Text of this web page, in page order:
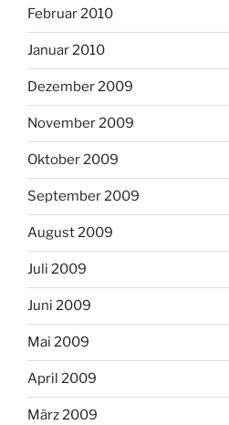
Februar 2010
Januar 2010
Dezember 2009
November 2009
Oktober 2009
September 2009
August 2009
Juli 2009
Juni 2009
Mai 2009
April 2009
März 2009